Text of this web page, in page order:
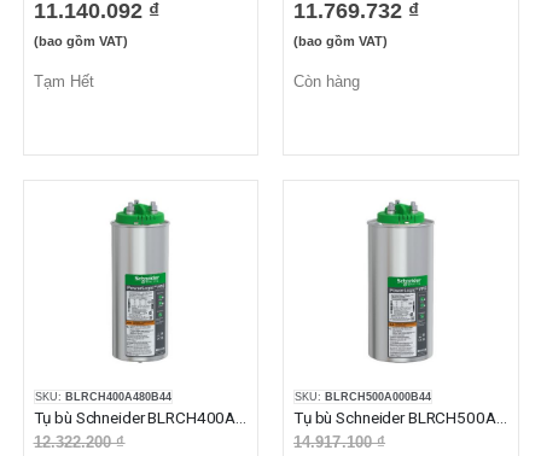
11.140.092 ₫
(bao gồm VAT)
Tạm Hết
11.769.732 ₫
(bao gồm VAT)
Còn hàng
SKU: BLRCH400A480B44
12.322.200 ₫
SKU: BLRCH500A000B44
14.917.100 ₫